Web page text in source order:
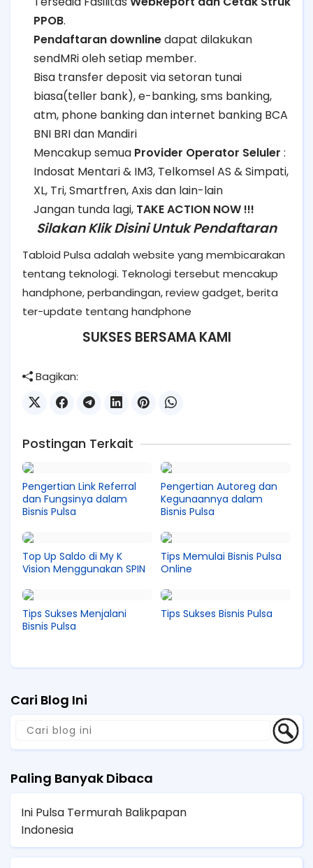
PPOB.
Pendaftaran downlinedapat dilakukan
sendMRi oleh setiap member.
Bisa transfer deposit via setoran tunai
biasa(teller bank), e-banking, sms banking,
atm, phone banking dan internet banking BCA
BNI BRI dan Mandiri
Mencakup semua Provider Operator Seluler :
Indosat Mentari & IM3, Telkomsel AS & Simpati,
XL, Tri, Smartfren, Axis dan lain-lain
Jangan tunda lagi, TAKE ACTION NOW !!!
Silakan Klik Disini Untuk Pendaftaran
Tabloid Pulsa adalah website yang membicarakan
tentang teknologi. Teknologi tersebut mencakup
handphone, perbandingan, review gadget, berita
ter-update tentang handphone
SUKSES BERSAMA KAMI
Bagikan:
Postingan Terkait
Pengertian Link Referral
dan Fungsinya dalam
Bisnis Pulsa
Pengertian Autoreg dan
Kegunaannya dalam
Bisnis Pulsa
Top Up Saldo di My K
Vision Menggunakan SPIN
Tips Memulai Bisnis Pulsa
Online
Tips Sukses Menjalani
Bisnis Pulsa
Tips Sukses Bisnis Pulsa
Cari Blog Ini
Paling Banyak Dibaca
Ini Pulsa Termurah Balikpapan
Indonesia